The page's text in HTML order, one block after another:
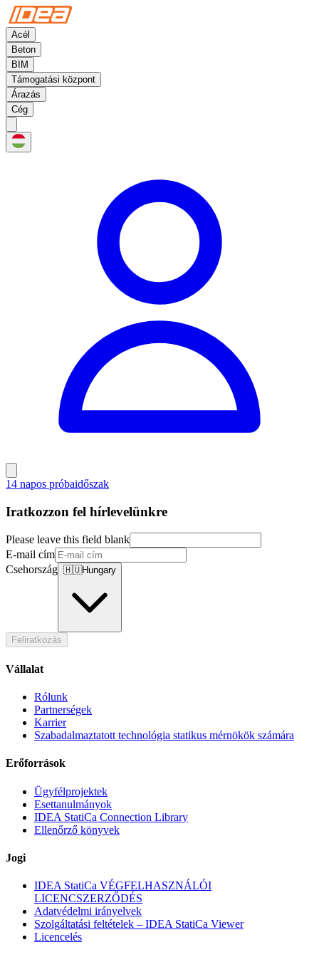
Acél
Beton
BIM
Támogatási központ
Árazás
Cég
14 napos próbaidőszak
Iratkozzon fel hírlevelünkre
Please leave this field blank
E-mail cím
Csehország 🇭🇺Hungary
Feliratkozás
Vállalat
Rólunk
Partnerségek
Karrier
Szabadalmaztatott technológia statikus mérnökök számára
Erőforrások
Ügyfélprojektek
Esettanulmányok
IDEA StatiCa Connection Library
Ellenőrző könyvek
Jogi
IDEA StatiCa VÉGFELHASZNÁLÓI
LICENCSZERZŐDÉS
Adatvédelmi irányelvek
Szolgáltatási feltételek – IDEA StatiCa Viewer
Licencelés